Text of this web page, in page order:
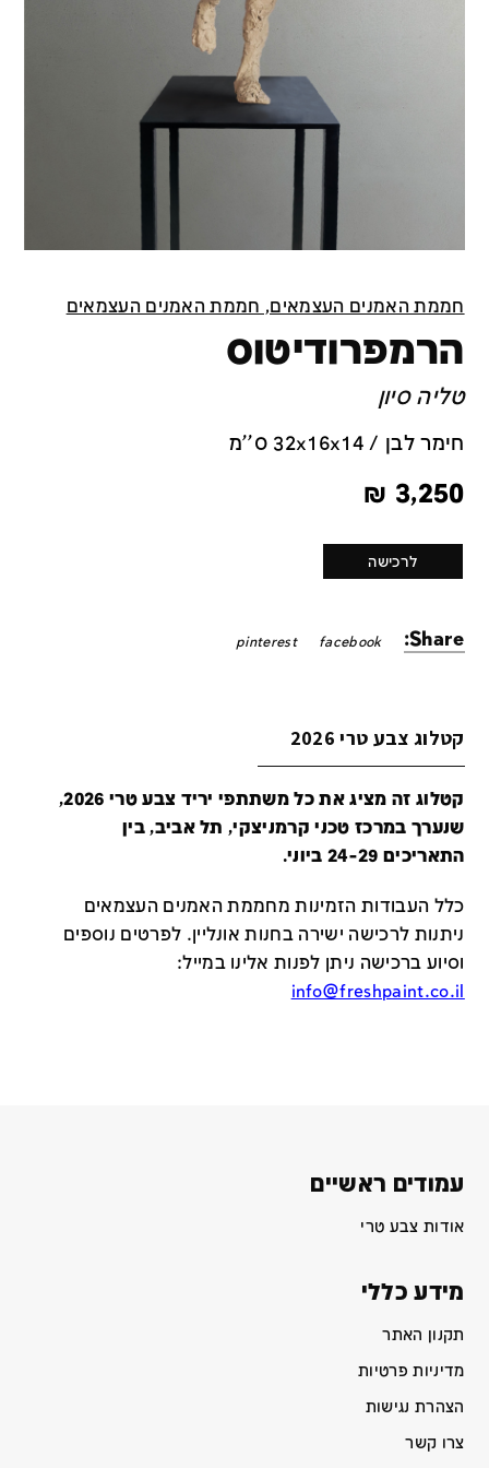
חממת האמנים העצמאים, חממת האמנים העצמאים
הרמפרודיטוס
טליה סיון
חימר לבן / 32x16x14 ס''מ
3,250
₪
לרכישה
Share:
facebook
pinterest
קטלוג צבע טרי 2026
קטלוג זה מציג את כל משתתפי יריד צבע טרי 2026,
שנערך במרכז טכני קרמניצקי, תל אביב, בין
התאריכים 24-29 ביוני.
כלל העבודות הזמינות מחממת האמנים העצמאים
ניתנות לרכישה ישירה בחנות אונליין. לפרטים נוספים
וסיוע ברכישה ניתן לפנות אלינו במייל:
info@freshpaint.co.il
עמודים ראשיים
אודות צבע טרי
מידע כללי
תקנון האתר
מדיניות פרטיות
הצהרת נגישות
צרו קשר